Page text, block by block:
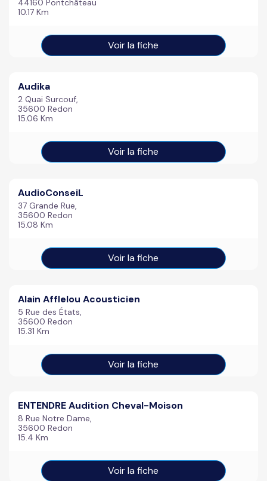
44160 Pontchâteau
10.17 Km
Voir la fiche
Audika
2 Quai Surcouf,
35600 Redon
15.06 Km
Voir la fiche
AudioConseiL
37 Grande Rue,
35600 Redon
15.08 Km
Voir la fiche
Alain Afflelou Acousticien
5 Rue des États,
35600 Redon
15.31 Km
Voir la fiche
ENTENDRE Audition Cheval-Moison
8 Rue Notre Dame,
35600 Redon
15.4 Km
Voir la fiche